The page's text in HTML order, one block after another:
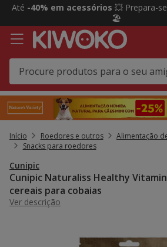
2
3,
mensagem,
Até -40% em acessórios 💥 Prepara-
🏖️
Início Roedores e outros
Alimentação
Snacks para roedores
Cunipic
Cunipic Naturaliss Healthy
cereais para cobaias
Ver descrição